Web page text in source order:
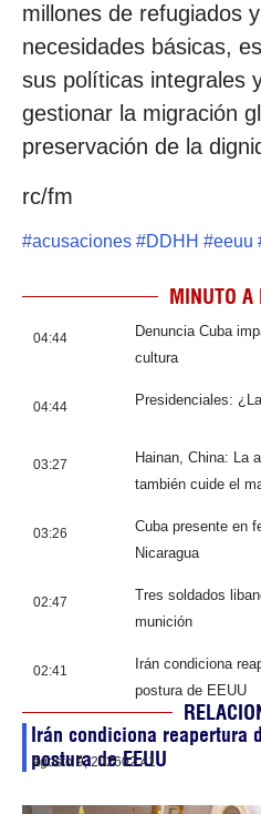
millones de refugiados
necesidades básicas,
sus políticas integrales
gestionar la migración
preservación de la
rc/fm
#acusaciones #DDHH #eeuu
MINUTO A
04:44
Denuncia Cuba
cultura
04:44 Presidenciales:
03:27
Hainan, China: La
también cuide el
03:26
Cuba presente en
Nicaragua
02:47
Tres soldados
munición
02:41
Irán condiciona
postura de EEUU
Irán condiciona reapertura
postura de EEUU
agosto 9, 202602:41